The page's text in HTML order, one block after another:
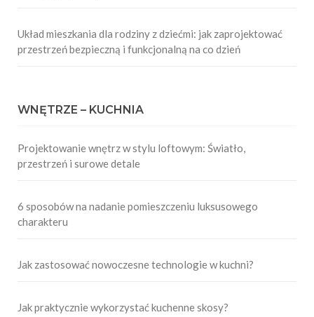
Układ mieszkania dla rodziny z dziećmi: jak zaprojektować
przestrzeń bezpieczną i funkcjonalną na co dzień
WNĘTRZE – KUCHNIA
Projektowanie wnętrz w stylu loftowym: Światło,
przestrzeń i surowe detale
6 sposobów na nadanie pomieszczeniu luksusowego
charakteru
Jak zastosować nowoczesne technologie w kuchni?
Jak praktycznie wykorzystać kuchenne skosy?